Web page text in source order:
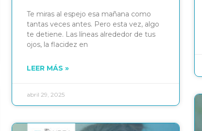
Te miras al espejo esa mañana como
tantas veces antes. Pero esta vez, algo
te detiene. Las líneas alrededor de tus
ojos, la flacidez en
LEER MÁS »
abril 29, 2025